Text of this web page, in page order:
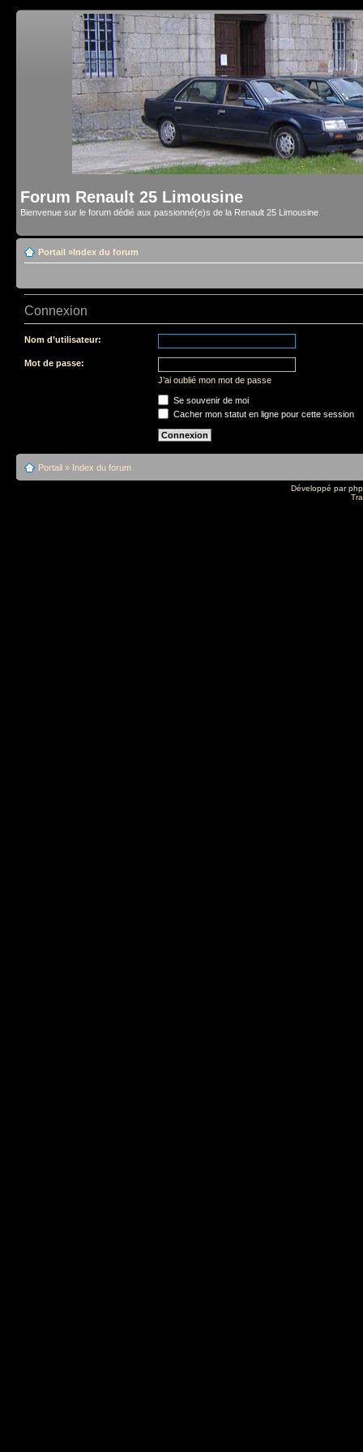
Forum Renault 25 Limousine
Bienvenue sur le forum dédié aux passionné(e)s de la Renault 25 Limousine.
Portail »Index du forum
Connexion
Nom d’utilisateur:
Mot de passe:
J’ai oublié mon mot de passe
Se souvenir de moi
Cacher mon statut en ligne pour cette session
Portail » Index du forum
Développé par